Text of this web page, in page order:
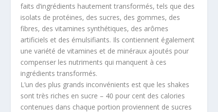
faits d’ingrédients hautement transformés, tels que des
isolats de protéines, des sucres, des gommes, des
fibres, des vitamines synthétiques, des arômes
artificiels et des émulsifiants. Ils contiennent également
une variété de vitamines et de minéraux ajoutés pour
compenser les nutriments qui manquent à ces
ingrédients transformés.
L’un des plus grands inconvénients est que les shakes
sont très riches en sucre – 40 pour cent des calories
contenues dans chaque portion proviennent de sucres